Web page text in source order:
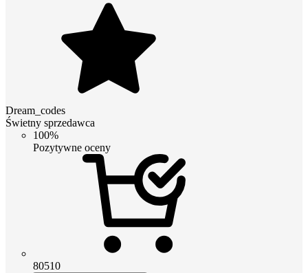
Dream_codes
Świetny sprzedawca
100%
Pozytywne oceny
80510